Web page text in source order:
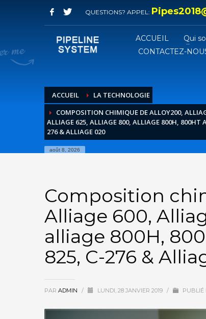
QUESTIONS? APPEL:
ACCUEIL Qui
CONTACTEZ-
ACCUEIL
LA TECHNOLOGIE
COMPOSITION CHIMIQUE DE ALLOY200,
ALLIAGE 625, ALLIAGE 800, ALLIAGE 800H, 800HT
276 & ALLIAGE 020
août 8, 2026
Composition
Alliage 600,
alliage 800H,
825, C-276 &
PAR ADMIN / LUNDI, 28 JANVIER 2019 / PUBLIÉ